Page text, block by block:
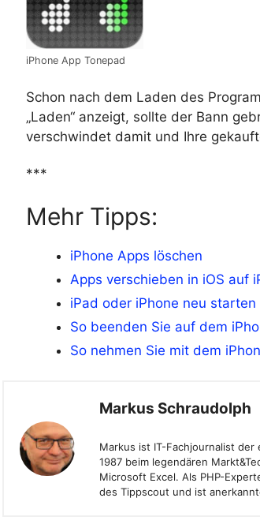
iPhone App Tonepad
Schon nach dem Laden des
„Laden“ anzeigt, sollte der Bann
verschwindet damit und Ihre
***
Mehr Tipps:
iPhone Apps löschen
Apps verschieben in iOS auf
iPad oder iPhone neu starten
So beenden Sie auf dem
So nehmen Sie mit dem
Markus Schraudolph
Markus ist IT-Fachjournalist
1987 beim legendären
Microsoft Excel. Als PHP-
des Tippscout und ist